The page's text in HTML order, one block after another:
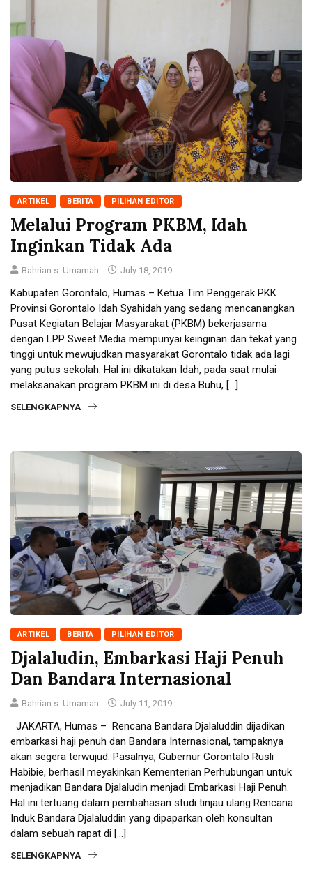
ARTIKEL BERITA PILIHAN EDITOR
Melalui Program PKBM, Idah
Inginkan Tidak Ada
Bahrian s. Umamah July 18, 2019
Kabupaten Gorontalo, Humas – Ketua Tim Penggerak PKK
Provinsi Gorontalo Idah Syahidah yang sedang mencanangkan
Pusat Kegiatan Belajar Masyarakat (PKBM) bekerjasama
dengan LPP Sweet Media mempunyai keinginan dan tekat yang
tinggi untuk mewujudkan masyarakat Gorontalo tidak ada lagi
yang putus sekolah. Hal ini dikatakan Idah, pada saat mulai
melaksanakan program PKBM ini di desa Buhu, […]
SELENGKAPNYA
ARTIKEL BERITA PILIHAN EDITOR
Djalaludin, Embarkasi Haji Penuh
Dan Bandara Internasional
Bahrian s. Umamah July 11, 2019
JAKARTA, Humas – Rencana Bandara Djalaluddin dijadikan
embarkasi haji penuh dan Bandara Internasional, tampaknya
akan segera terwujud. Pasalnya, Gubernur Gorontalo Rusli
Habibie, berhasil meyakinkan Kementerian Perhubungan untuk
menjadikan Bandara Djalaludin menjadi Embarkasi Haji Penuh.
Hal ini tertuang dalam pembahasan studi tinjau ulang Rencana
Induk Bandara Djalaluddin yang dipaparkan oleh konsultan
dalam sebuah rapat di […]
SELENGKAPNYA